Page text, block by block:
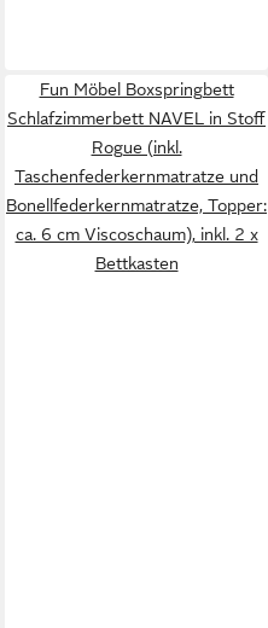
Fun Möbel Boxspringbett
Schlafzimmerbett NAVEL in Stoff
Rogue (inkl.
Taschenfederkernmatratze und
Bonellfederkernmatratze, Topper:
ca. 6 cm Viscoschaum), inkl. 2 x
Bettkasten